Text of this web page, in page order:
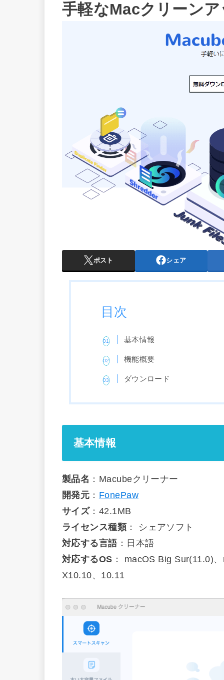
手軽なMacクリーン
ポスト シェア
目次
基本情報
機能概要
ダウンロード
基本情報
製品名 ：Macubeクリーナー
開発元 ： FonePaw
サイズ：42.1MB
ライセンス種類 ： シェアソフト
対応する言語：日本語
対応するOS ： macOS Big Sur(11.0)
X10.10、10.11